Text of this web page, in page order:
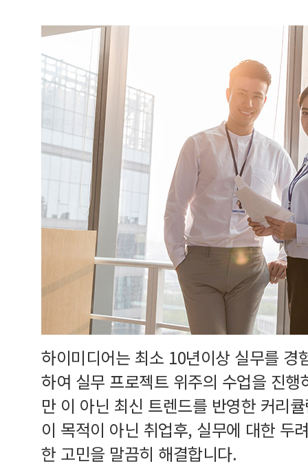
하이미디어는 최소 10년이상 실무를 경
하여 실무 프로젝트 위주의 수업을 진
만 이 아닌 최신 트렌드를 반영한 커리
이 목적이 아닌 취업후, 실무에 대한 두
한 고민을 말끔히 해결합니다.